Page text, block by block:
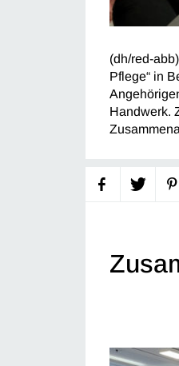
(dh/red-
Pflege“ in
Handwerk.